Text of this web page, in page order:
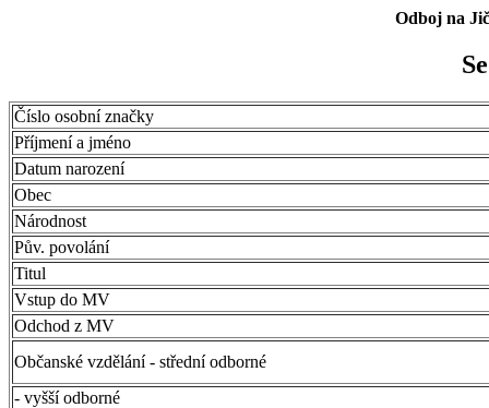
Odboj na
Číslo osobní značky
Příjmení a jméno
Datum narození
Obec
Národnost
Pův. povolání
Titul
Vstup do MV
Odchod z MV
Občanské vzdělání - střední odborné
- vyšší odborné